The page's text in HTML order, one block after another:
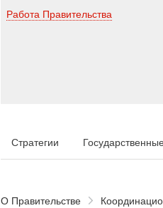
Работа Правительства
Стратегии
О Правительстве